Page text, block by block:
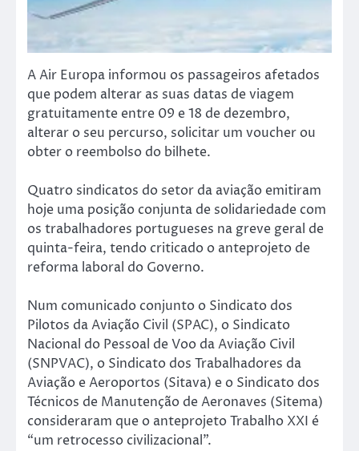
A Air Europa informou os passageiros afetados
que podem alterar as suas datas de viagem
gratuitamente entre 09 e 18 de dezembro,
alterar o seu percurso, solicitar um voucher ou
obter o reembolso do bilhete.
Quatro sindicatos do setor da aviação emitiram
hoje uma posição conjunta de solidariedade com
os trabalhadores portugueses na greve geral de
quinta-feira, tendo criticado o anteprojeto de
reforma laboral do Governo.
Num comunicado conjunto o Sindicato dos
Pilotos da Aviação Civil (SPAC), o Sindicato
Nacional do Pessoal de Voo da Aviação Civil
(SNPVAC), o Sindicato dos Trabalhadores da
Aviação e Aeroportos (Sitava) e o Sindicato dos
Técnicos de Manutenção de Aeronaves (Sitema)
consideraram que o anteprojeto Trabalho XXI é
“um retrocesso civilizacional”.